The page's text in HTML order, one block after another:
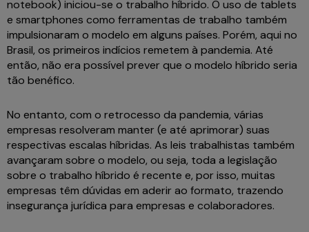
notebook) iniciou-se o trabalho híbrido. O uso de tablets
e smartphones como ferramentas de trabalho também
impulsionaram o modelo em alguns países. Porém, aqui no
Brasil, os primeiros indícios remetem à pandemia. Até
então, não era possível prever que o modelo híbrido seria
tão benéfico.
No entanto, com o retrocesso da pandemia, várias
empresas resolveram manter (e até aprimorar) suas
respectivas escalas híbridas. As leis trabalhistas também
avançaram sobre o modelo, ou seja, toda a legislação
sobre o trabalho híbrido é recente e, por isso, muitas
empresas têm dúvidas em aderir ao formato, trazendo
insegurança jurídica para empresas e colaboradores.